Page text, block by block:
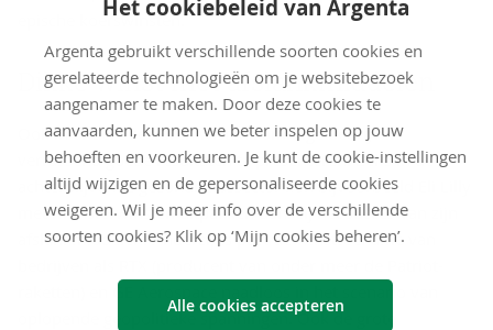
Het cookiebeleid van Argenta
Argenta gebruikt verschillende soorten cookies en
gerelateerde technologieën om je websitebezoek
aangenamer te maken. Door deze cookies te
aanvaarden, kunnen we beter inspelen op jouw
behoeften en voorkeuren. Je kunt de cookie-instellingen
altijd wijzigen en de gepersonaliseerde cookies
weigeren. Wil je meer info over de verschillende
soorten cookies? Klik op ‘Mijn cookies beheren’.
Alle cookies accepteren
epische koerswinsten.
Dikke winst met af­slank­mid­de­len
Ook in andere sectoren wisten sommige bedrijven
verrassend goede resultaten te presenteren. Zelfs in de
achterblijvende gezondheidssector kon bijvoorbeeld Eli Lilly
met monsterwinsten uitpakken dankzij het succes van zijn
afslankmiddelen. Anderzijds past de winsttoename van
raketten) en GE Aerospace naadloos in het scenario van
oplopende geopolitieke spanningen. Ook de grote